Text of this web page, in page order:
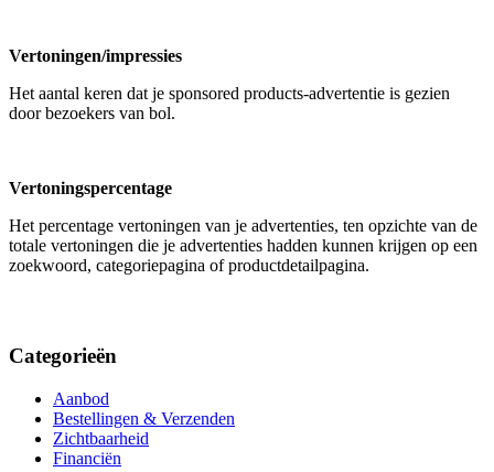
Vertoningen/impressies
Het aantal keren dat je sponsored products-advertentie is gezien
door bezoekers van bol.
Vertoningspercentage
Het percentage vertoningen van je advertenties, ten opzichte van de
totale vertoningen die je advertenties hadden kunnen krijgen op een
zoekwoord, categoriepagina of productdetailpagina.
Categorieën
Aanbod
Bestellingen & Verzenden
Zichtbaarheid
Financiën